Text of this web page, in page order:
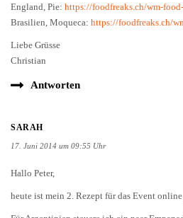
England, Pie: https://foodfreaks.ch/wm-
Brasilien, Moqueca: https://foodfreaks.ch/
Liebe Grüsse
Christian
Antworten
SARAH
17. Juni 2014 um 09:55 Uhr
Hallo Peter,
heute ist mein 2. Rezept für das Event online